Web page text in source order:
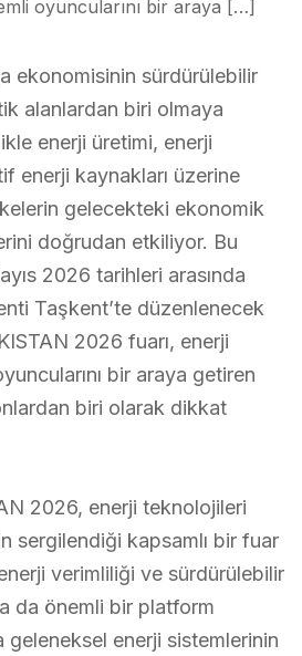
oyuncularını bir araya […]
ekonomisinin sürdürülebilir
alanlardan biri olmaya
enerji üretimi, enerji
enerji kaynakları üzerine
gelecekteki ekonomik
doğrudan etkiliyor. Bu
2026 tarihleri arasında
Taşkent’te düzenlenecek
2026 fuarı, enerji
bir araya getiren
biri olarak dikkat
2026, enerji teknolojileri
sergilendiği kapsamlı bir fuar
enerji verimliliği ve sürdürülebilir
da önemli bir platform
geleneksel enerji sistemlerinin